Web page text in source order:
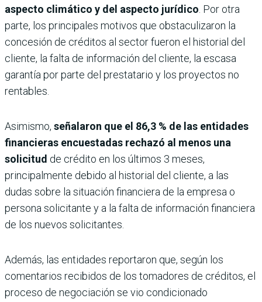
aspecto climático y del aspecto jurídico . Por otra
parte, los principales motivos que obstaculizaron la
concesión de créditos al sector fueron el historial del
cliente, la falta de información del cliente, la escasa
garantía por parte del prestatario y los proyectos no
rentables.
Asimismo, señalaron que el 86,3 % de las entidades
financieras encuestadas rechazó al menos una
solicitud de crédito en los últimos 3 meses,
principalmente debido al historial del cliente, a las
dudas sobre la situación financiera de la empresa o
persona solicitante y a la falta de información financiera
de los nuevos solicitantes.
Además, las entidades reportaron que, según los
comentarios recibidos de los tomadores de créditos, el
proceso de negociación se vio condicionado